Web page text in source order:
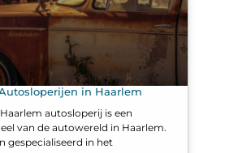
in Haarlem
autosloperij is een
van de autowereld in Haarlem.
gespecialiseerd in het